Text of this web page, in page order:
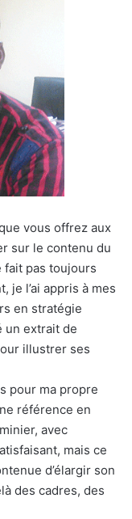
vous offrez aux
sur le contenu du
fait pas toujours
je l’ai appris à mes
en stratégie
un extrait de
illustrer ses
pour ma propre
référence en
avec
mais ce
d’élargir son
des cadres, des